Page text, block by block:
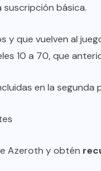
básica.
y que vuelven al
10 a 70, que
en la
Azeroth y obtén